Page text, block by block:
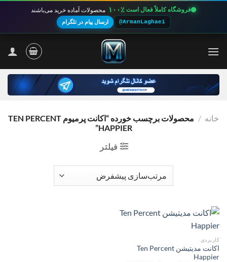
فروشگاه کاملاً فعال است ۱۰۰٪ محصولات آماده خرید می‌باشند
@ArmanLaghaei ارسال پیام در تلگرام
خانه /
محصولات برچسب خورده “اکانت پرمیوم TEN PERCENT
HAPPIER”
فیلتر
کاربردی
اکانت مدیتیشن Ten Percent
Happier